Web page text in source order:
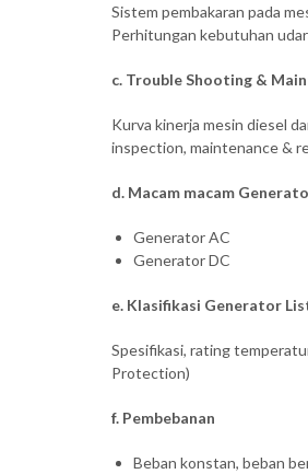
Sistem pembakaran pada
Perhitungan kebutuhan
c. Trouble Shooting &
Kurva kinerja mesin diesel
inspection, maintenance &
d. Macam macam
Generator AC
Generator DC
e. Klasifikasi Generator
Spesifikasi, rating
Protection)
f. Pembebanan
Beban konstan, beban